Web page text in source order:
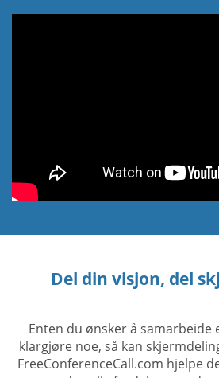
Del din visjon, del
Enten du ønsker å samarbeide
klargjøre noe, så kan
FreeConferenceCall.com hjelpe